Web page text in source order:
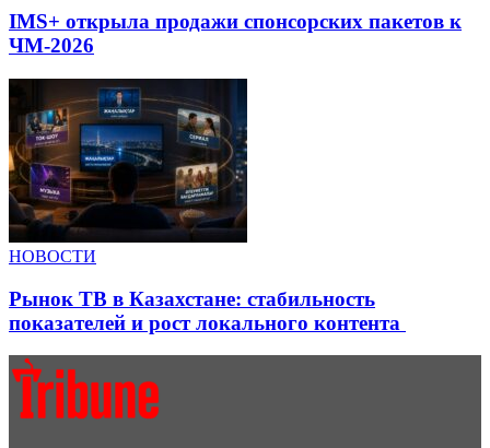
IMS+ открыла продажи спонсорских пакетов к
ЧМ-2026
НОВОСТИ
Рынок ТВ в Казахстане: стабильность
показателей и рост локального контента